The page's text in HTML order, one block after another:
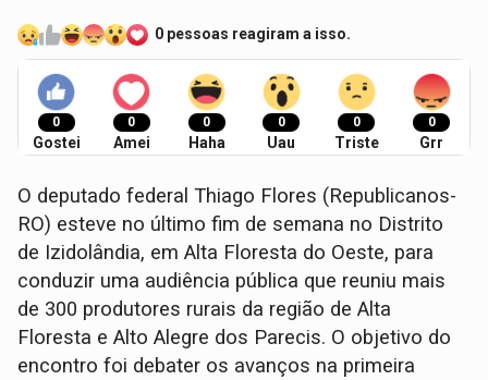
0 pessoas reagiram a isso.
0
Gostei
0
Amei
0
Haha
0
Uau
0
Triste
0
Grr
O deputado federal Thiago Flores (Republicanos-
RO) esteve no último fim de semana no Distrito
de Izidolândia, em Alta Floresta do Oeste, para
conduzir uma audiência pública que reuniu mais
de 300 produtores rurais da região de Alta
Floresta e Alto Alegre dos Parecis. O objetivo do
encontro foi debater os avanços na primeira